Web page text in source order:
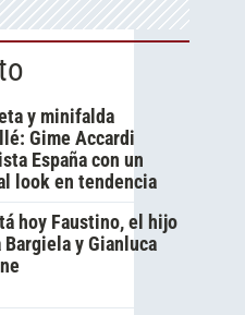
y minifalda
Gime Accardi
España con un
look en tendencia
hoy Faustino, el hijo
Bargiela y Gianluca